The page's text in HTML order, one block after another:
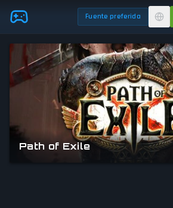
Skip to main contentFuente preferida
Path of Exile